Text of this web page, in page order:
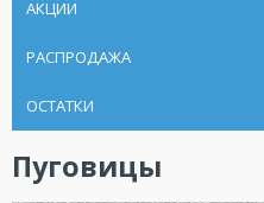
АКЦИИ
РАСПРОДАЖА
ОСТАТКИ
Пуговицы